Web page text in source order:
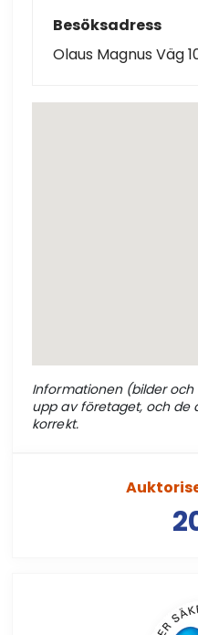
Besöksadress
Olaus Magnus Väg
Informationen (bilder
upp av företaget, och de
korrekt.